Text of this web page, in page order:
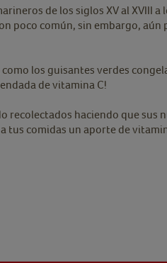
de los siglos XV al XVIII
poco común, sin embargo,
los guisantes verdes
de vitamina C!
haciendo que
comidas un aporte de